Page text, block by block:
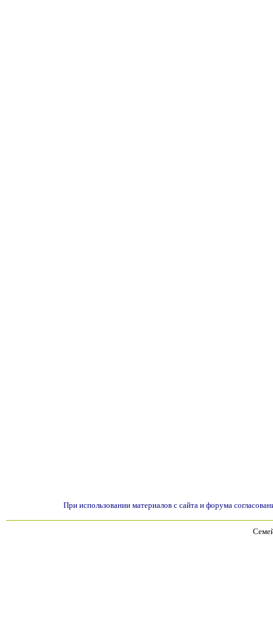
При использовании материалов с сайта и форума